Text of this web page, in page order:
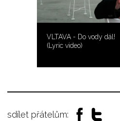
VLTAVA - Do vody dál!
(Lyric video)
sdílet přátelům: